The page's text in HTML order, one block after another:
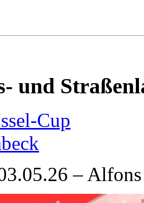
und
Cup
–